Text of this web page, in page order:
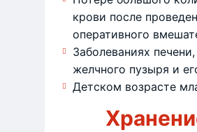
крови после
оперативного
Заболеваниях
желчного пузыря и
Детском возрасте